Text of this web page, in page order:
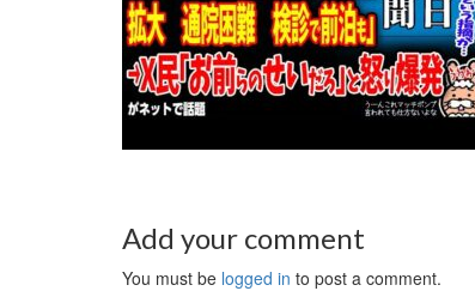
Add your comment
You must be logged in to post a comment.